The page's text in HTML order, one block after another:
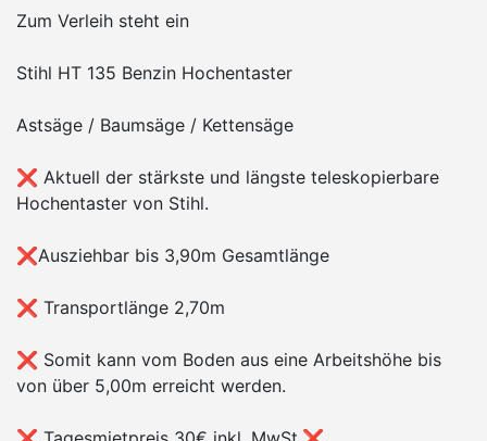
Zum Verleih steht ein
Stihl HT 135 Benzin Hochentaster
Astsäge / Baumsäge / Kettensäge
❌ Aktuell der stärkste und längste teleskopierbare
Hochentaster von Stihl.
❌Ausziehbar bis 3,90m Gesamtlänge
❌ Transportlänge 2,70m
❌ Somit kann vom Boden aus eine Arbeitshöhe bis
von über 5,00m erreicht werden.